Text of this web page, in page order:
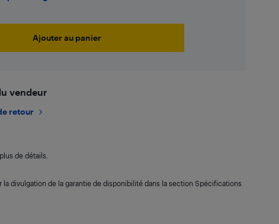
Ajouter au panier
vendeur
retour
de détails.
la divulgation de la garantie de disponibilité dans la section Spécifications